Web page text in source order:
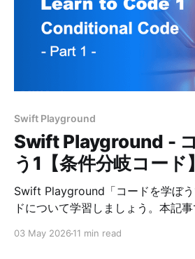
Swift Playground
Swift Playground -
う1【条件分岐コード
Swift Playground「コードを学ぼ
ドについて学習しましょう。本記
を掲載しています。
03 May 2026 11 min read